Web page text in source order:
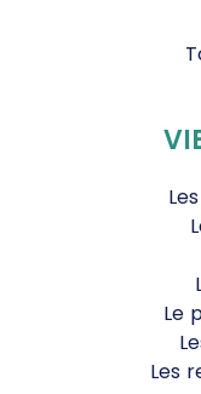
Le
Les